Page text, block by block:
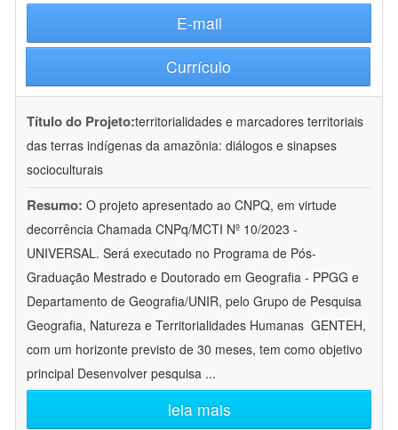
E-mail
Currículo
Título do Projeto:territorialidades e marcadores territoriais
das terras indígenas da amazônia: diálogos e sinapses
socioculturais
Resumo: O projeto apresentado ao CNPQ, em virtude
decorrência Chamada CNPq/MCTI Nº 10/2023 -
UNIVERSAL. Será executado no Programa de Pós-
Graduação Mestrado e Doutorado em Geografia - PPGG e
Departamento de Geografia/UNIR, pelo Grupo de Pesquisa
Geografia, Natureza e Territorialidades Humanas  GENTEH,
com um horizonte previsto de 30 meses, tem como objetivo
principal Desenvolver pesquisa ...
leia mais